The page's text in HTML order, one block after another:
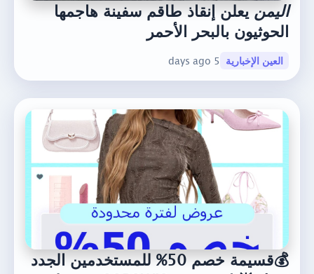
اليمنيعلن إنقاذ طاقم سفينة هاجمها
الحوثيون بالبحر الأحمر
العين الإخبارية 5 days ago
💰قسيمة خصم 50% للمستخدمين الجدد